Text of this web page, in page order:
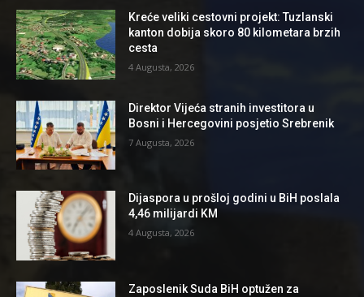
Kreće veliki cestovni projekt: Tuzlanski
kanton dobija skoro 80 kilometara brzih
cesta
4 Augusta, 2026
Direktor Vijeća stranih investitora u
Bosni i Hercegovini posjetio Srebrenik
7 Augusta, 2026
Dijaspora u prošloj godini u BiH poslala
4,46 milijardi KM
4 Augusta, 2026
Zaposlenik Suda BiH optužen za